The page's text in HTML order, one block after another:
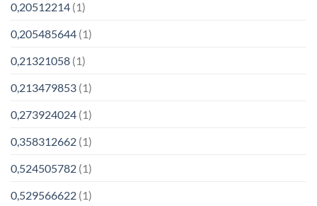
0,20512214 (1)
0,205485644 (1)
0,21321058 (1)
0,213479853 (1)
0,273924024 (1)
0,358312662 (1)
0,524505782 (1)
0,529566622 (1)